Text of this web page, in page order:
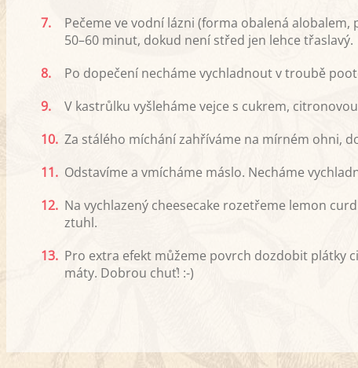
7.
Pečeme ve vodní lázni (forma obalená
50–60 minut, dokud není střed jen lehce třaslavý.
8.
Po dopečení necháme vychladnout v troubě
9.
V kastrůlku vyšleháme vejce s cukrem,
10. Za stálého míchání zahříváme na mírném ohni,
11. Odstavíme a vmícháme máslo. Necháme
12. Na vychlazený cheesecake rozetřeme lemon
ztuhl.
13. Pro extra efekt můžeme povrch dozdobit plátky
máty. Dobrou chuť! :-)